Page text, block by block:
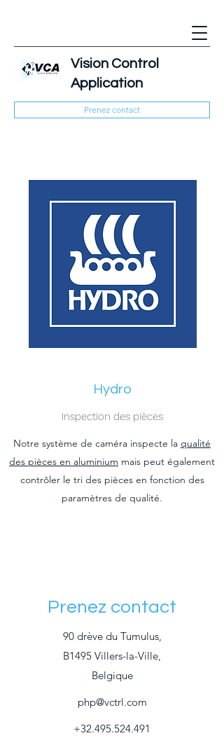
Vision Control
Application
Prenez contact
Hydro
Inspection des pièces
Notre système de caméra inspecte la qualité
des pièces en aluminium mais peut également
contrôler le tri des pièces en fonction des
paramètres de qualité.
Prenez contact
90 drève du Tumulus,
B1495 Villers-la-Ville,
Belgique
php@vctrl.com
+32.495.524.491